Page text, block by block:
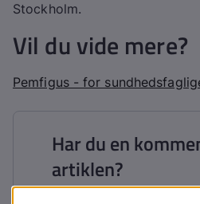
Stockholm.
Vil du vide mere?
Pemfigus - for
Har du en
artiklen?